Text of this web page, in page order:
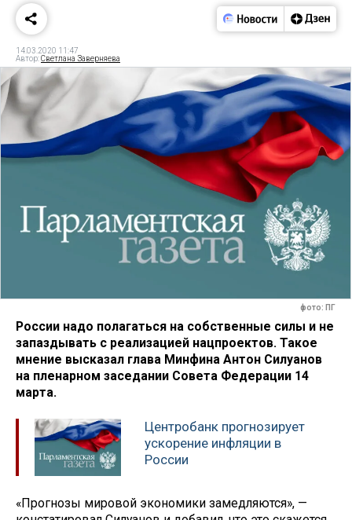
14.03.2020 11:47
Автор:Светлана Заверняева
фото: ПГ
России надо полагаться на собственные силы и не
запаздывать с реализацией нацпроектов. Такое
мнение высказал глава Минфина Антон Силуанов
на пленарном заседании Совета Федерации 14
марта.
Центробанк прогнозирует
ускорение инфляции в
России
«Прогнозы мировой экономики замедляются», —